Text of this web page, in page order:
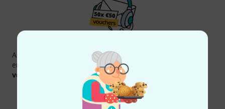
Abonați-vă la buletinul informativ Thomann în limba
engleză și, cu puțin noroc, puteți câștiga unul dintre
voucherele
în valoare de50 €fiecare!
Contribuții inspiraționale
Perspectivele Thomann